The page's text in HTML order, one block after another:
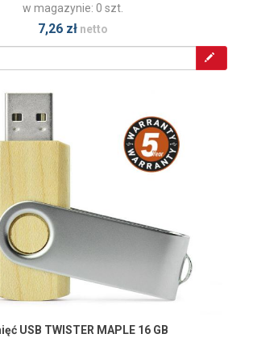
w magazynie: 0 szt.
7,26 złnetto
USB TWISTER MAPLE 16 GB